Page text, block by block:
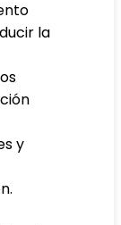
la
y